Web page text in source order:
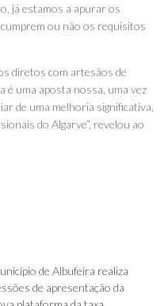
já estamos a apurar os
ou não os requisitos
diretos com artesãos de
é uma aposta nossa, uma vez
de uma melhoria significativa,
do Algarve”, revelou ao
de Albufeira realiza
de apresentação da